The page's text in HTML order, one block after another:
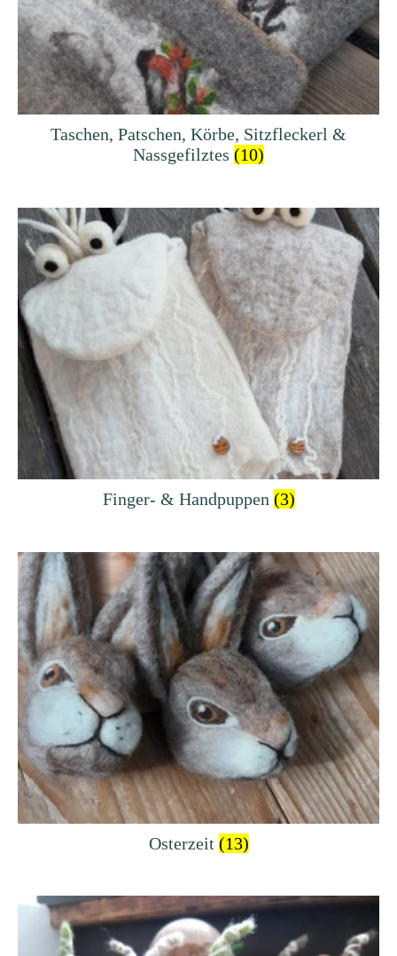
Taschen, Patschen, Körbe, Sitzfleckerl &
Nassgefilztes (10)
Finger- & Handpuppen (3)
Osterzeit (13)